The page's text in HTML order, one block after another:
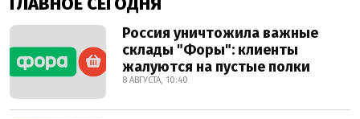
Россия уничтожила важные
склады "Форы": клиенты
жалуются на пустые полки
8 АВГУСТА, 10:40